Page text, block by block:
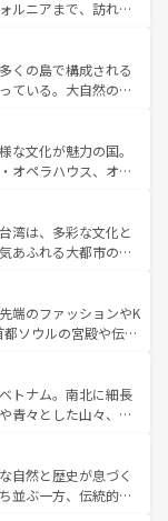
物価も高いが、旅行
る。 なお、新
参照してほしい。
ルニアまで、訪れる
ング、エンターテイ
だ。一方、アメリカ
ャニオンやイエロー
食が融合した独特の
域で異なる魅力を楽
を感じることができ
い。
くの島で構成される
ている。大自然の神
光地といえばオアフ
イ島やカウアイ島が
海をはじめ、豊かな
えてくれるハワイの
イアンミュージッ
がハワイの魅力を彩
な文化が魅力の国。
オペラハウス、オー
ルル（エアーズロッ
アンズの熱帯雨林な
ェやワイン、オージ
、サーフィンやダイ
好きにはたまらな
分に味わいつくそ
湾は、多彩な文化と
あふれる大都市の台
など、都市の喧騒
る人に新しい発見と
い台湾の食文化も魅
エティ豊かな料理
は コンテンツ一覧を参
端のファッションやK
ソウルの宮殿や伝統
美を楽しむことが
のストリートフード
る。夜には、韓国な
魅力を心ゆくまで味
着の韓国情報はコンテンツ一
トナム。南北に細長
青々とした山々、世
イの古い町並みやホ
も、独特の雰囲気を
豊かさとおいしさで
自然と歴史が息づく
並ぶ一方、伝統的な